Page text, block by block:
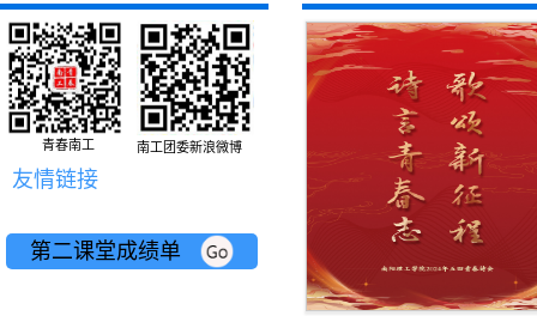
青春南工 南工团委新浪微博
友情链接
第二课堂成绩单